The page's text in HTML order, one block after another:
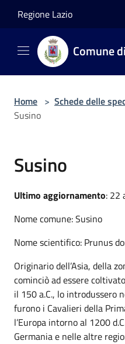
Regione Lazio
Comune
Home > Schede delle
Susino
Susino
Ultimo aggiornamento: 22
Nome comune: Susino
Nome scientifico: Prunus
Originario dell’Asia, della
cominciò ad essere
il 150 a.C., lo introdussero
furono i Cavalieri della
l’Europa intorno al 1200
Germania e nelle altre